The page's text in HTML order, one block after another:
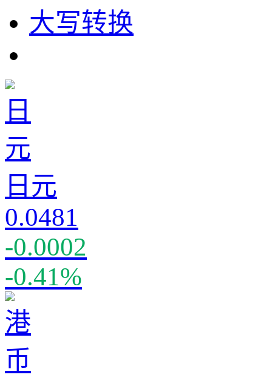
大写转换
日元
0.0481
-0.0002
-0.41%